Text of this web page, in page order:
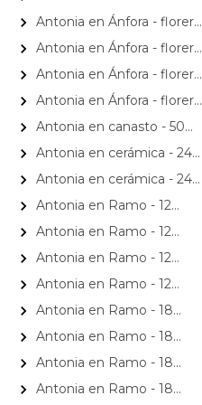
con 18 rosas rojo e hypericum
Antonia en Ánfora - florero
con 9 rosas amarillo e
hypericum
Antonia en Ánfora - florero
con 9 rosas damasco e
hypericum
Antonia en Ánfora - florero
con 9 rosas naranjo e
hypericum
Antonia en Ánfora - florero
con 9 rosas rosado e
hypericum
Antonia en canasto - 50
rosas ecuatoriana rojo e
hypericum
Antonia en cerámica - 24
rosas color damasco e
hypericum
Antonia en cerámica - 24
rosas rojo y amarillo e
hypericum
Antonia en Ramo - 12
rosas ecuatorianas blanco e
hypericum
Antonia en Ramo - 12
rosas ecuatorianas fucsia e
hypericum
Antonia en Ramo - 12
rosas ecuatorianas naranjo e
hypericum
Antonia en Ramo - 12
rosas mix blanco y rojo con
hypericum
Antonia en Ramo - 18
rosas ecuatorianas blanco e
hypericum
Antonia en Ramo - 18
rosas ecuatorianas lila e
hypericum
Antonia en Ramo - 18
rosas ecuatorianas rojo e
hypericum
Antonia en Ramo - 18